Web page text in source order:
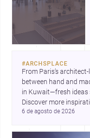
#ARCHSPLACE
From Paris’s
between hand and
in Kuwait—fresh ideas
Discover more
6 de agosto de 2026